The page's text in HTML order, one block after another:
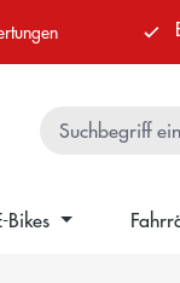
Bikes